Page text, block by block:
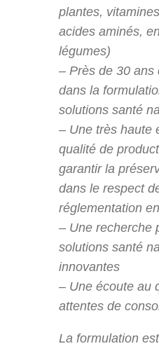
plantes,
acides aminés,
légumes)
– Près de 30 ans
dans la
solutions santé
– Une très haute
qualité de
garantir la
dans le respect
réglementation
– Une recherche
solutions santé
innovantes
– Une écoute au
attentes de
La formulation